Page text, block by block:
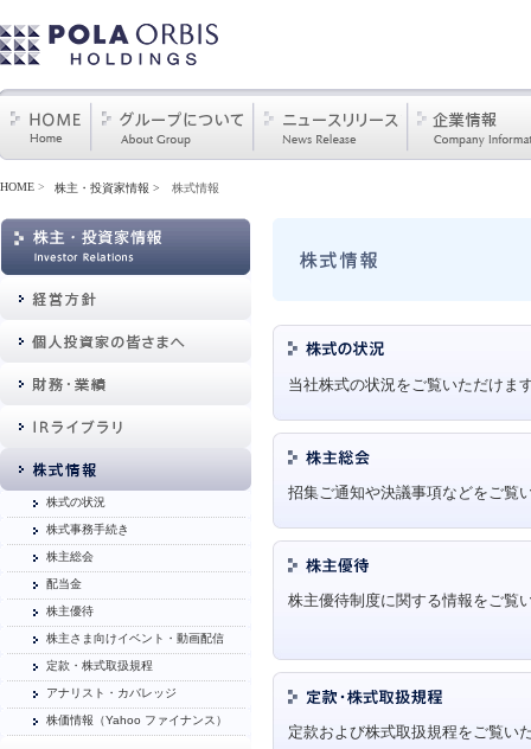
HOME > 株主・投資家情報 株式情報
株式の状況
株式事務手続き
株主総会
配当金
株主優待
株主さま向けイベント・動画配信
定款・株式取扱規程
アナリスト・カバレッジ
株価情報（Yahoo ファイナンス）
当社株式の状況をご覧いただけま
招集ご通知や決議事項などをご覧
株主優待制度に関する情報をご覧
定款および株式取扱規程をご覧い